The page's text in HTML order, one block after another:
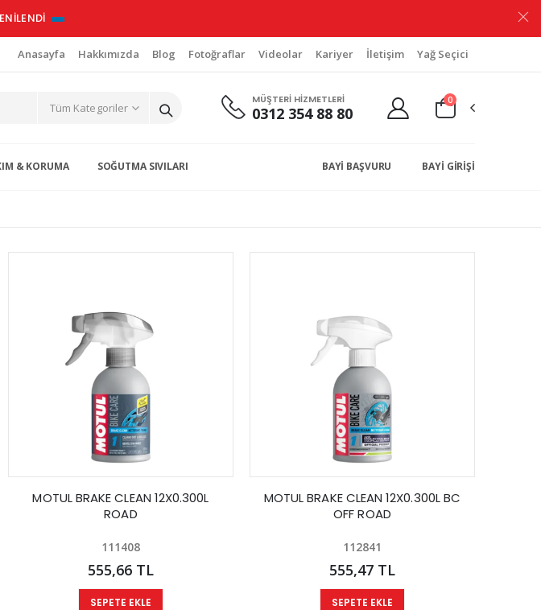
Anasayfa Hakkımızda Blog Fotoğraflar Videolar Kariyer İletişim Yağ Seçici
MÜŞTERİ HİZMETLERİ
0312 354 88 80
0
& KORUMA SOĞUTMA SIVILARI BAYİ GİRİŞİ
BAYİ BAŞVURU
MOTUL BRAKE CLEAN 12X0.300L
ROAD
111408
555,66 TL
SEPETE EKLE
MOTUL BRAKE CLEAN 12X0.300L BC
OFF ROAD
112841
555,47 TL
SEPETE EKLE